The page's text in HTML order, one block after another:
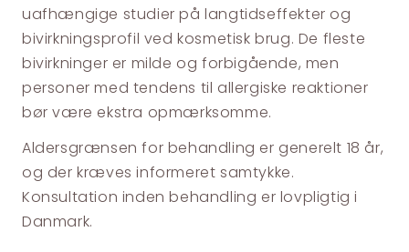
uafhængige studier på langtidseffekter og
bivirkningsprofil ved kosmetisk brug. De fleste
bivirkninger er milde og forbigående, men
personer med tendens til allergiske reaktioner
bør være ekstra opmærksomme.
Aldersgrænsen for behandling er generelt 18 år,
og der kræves informeret samtykke.
Konsultation inden behandling er lovpligtig i
Danmark.